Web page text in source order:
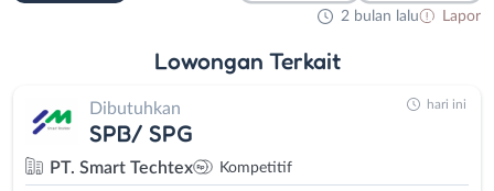
2 bulan lalu Lapor
Lowongan Terkait
Dibutuhkan
SPB/ SPG
PT. Smart Techtex Kompetitif
hari ini